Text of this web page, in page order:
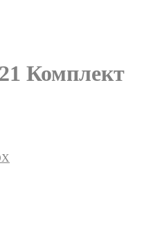
Комплект